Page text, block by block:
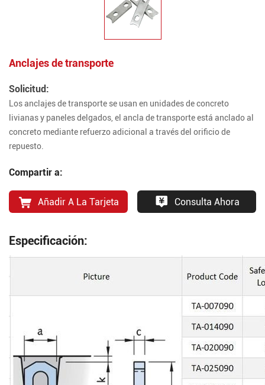
Anclajes de transporte
Solicitud:
Los anclajes de transporte se usan en unidades de concreto
livianas y paneles delgados, el ancla de transporte está anclado al
concreto mediante refuerzo adicional a través del orificio de
repuesto.
Compartir a:
Añadir A La Tarjeta Consulta Ahora
Especificación: